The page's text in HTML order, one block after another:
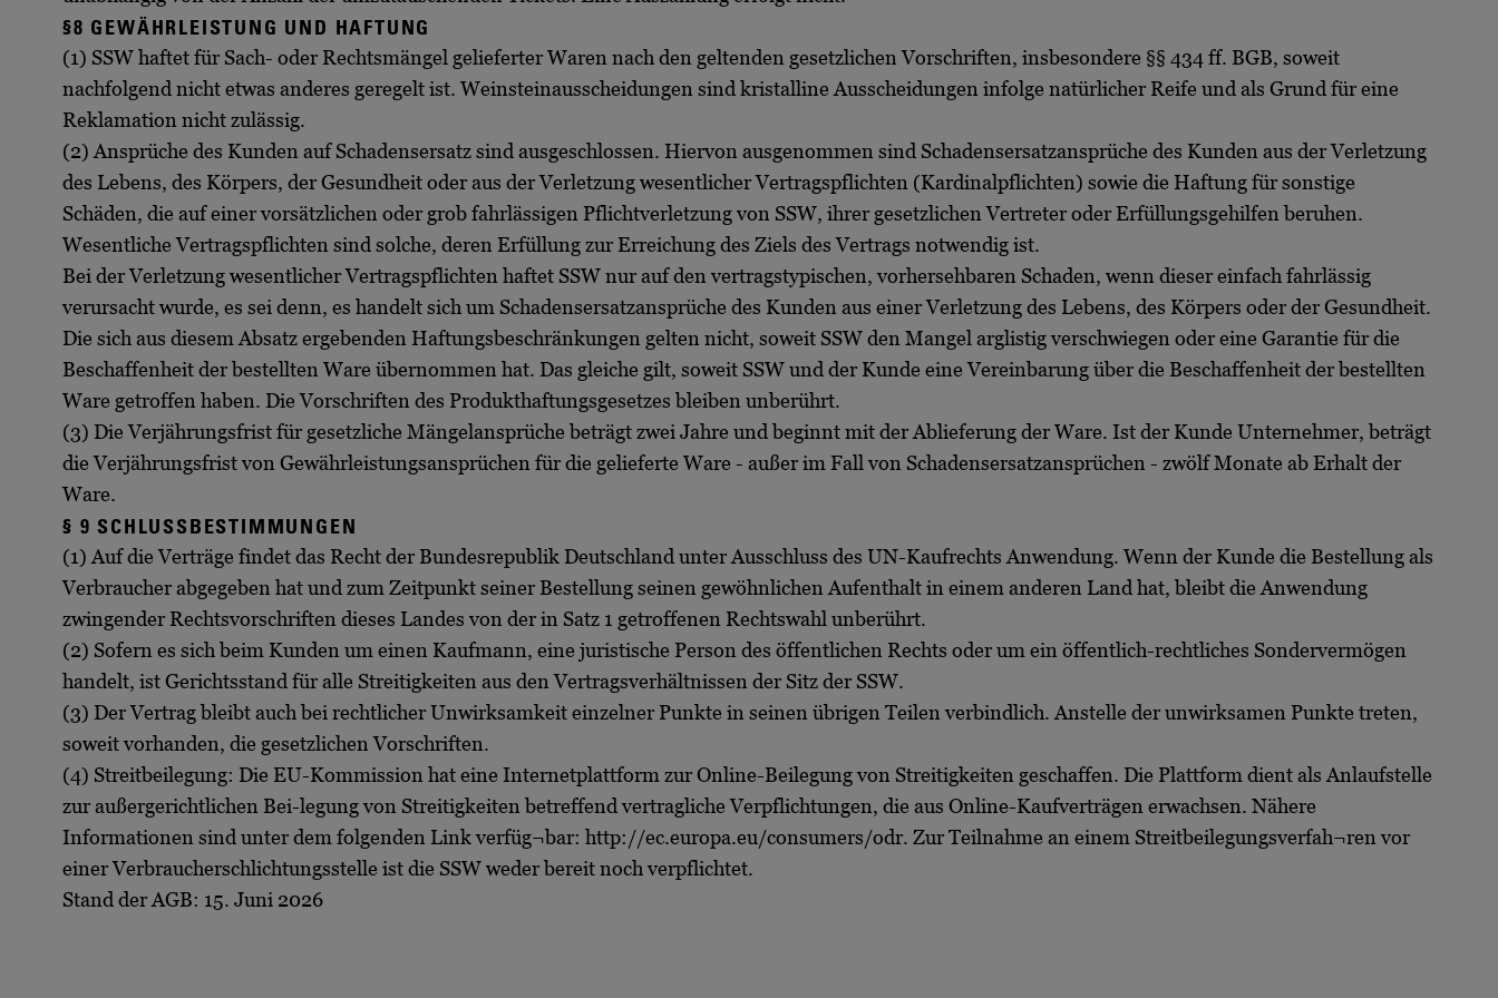
§8 GEWÄHRLEISTUNG UND HAFTUNG
(1) SSW haftet für Sach- oder Rechtsmängel gelieferter Waren nach den geltenden gesetzlichen Vorschriften, insbesondere §§ 434 ff. BGB, soweit
nachfolgend nicht etwas anderes geregelt ist. Weinsteinausscheidungen sind kristalline Ausscheidungen infolge natürlicher Reife und als Grund für eine
Reklamation nicht zulässig.
(2) Ansprüche des Kunden auf Schadensersatz sind ausgeschlossen. Hiervon ausgenommen sind Schadensersatzansprüche des Kunden aus der Verletzung
des Lebens, des Körpers, der Gesundheit oder aus der Verletzung wesentlicher Vertragspflichten (Kardinalpflichten) sowie die Haftung für sonstige
Schäden, die auf einer vorsätzlichen oder grob fahrlässigen Pflichtverletzung von SSW, ihrer gesetzlichen Vertreter oder Erfüllungsgehilfen beruhen.
Wesentliche Vertragspflichten sind solche, deren Erfüllung zur Erreichung des Ziels des Vertrags notwendig ist.
Bei der Verletzung wesentlicher Vertragspflichten haftet SSW nur auf den vertragstypischen, vorhersehbaren Schaden, wenn dieser einfach fahrlässig
verursacht wurde, es sei denn, es handelt sich um Schadensersatzansprüche des Kunden aus einer Verletzung des Lebens, des Körpers oder der Gesundheit.
Die sich aus diesem Absatz ergebenden Haftungsbeschränkungen gelten nicht, soweit SSW den Mangel arglistig verschwiegen oder eine Garantie für die
Beschaffenheit der bestellten Ware übernommen hat. Das gleiche gilt, soweit SSW und der Kunde eine Vereinbarung über die Beschaffenheit der bestellten
Ware getroffen haben. Die Vorschriften des Produkthaftungsgesetzes bleiben unberührt.
(3) Die Verjährungsfrist für gesetzliche Mängelansprüche beträgt zwei Jahre und beginnt mit der Ablieferung der Ware. Ist der Kunde Unternehmer, beträgt
die Verjährungsfrist von Gewährleistungsansprüchen für die gelieferte Ware - außer im Fall von Schadensersatzansprüchen - zwölf Monate ab Erhalt der
Ware.
§ 9 SCHLUSSBESTIMMUNGEN
(1) Auf die Verträge findet das Recht der Bundesrepublik Deutschland unter Ausschluss des UN-Kaufrechts Anwendung. Wenn der Kunde die Bestellung als
Verbraucher abgegeben hat und zum Zeitpunkt seiner Bestellung seinen gewöhnlichen Aufenthalt in einem anderen Land hat, bleibt die Anwendung
zwingender Rechtsvorschriften dieses Landes von der in Satz 1 getroffenen Rechtswahl unberührt.
(2) Sofern es sich beim Kunden um einen Kaufmann, eine juristische Person des öffentlichen Rechts oder um ein öffentlich-rechtliches Sondervermögen
handelt, ist Gerichtsstand für alle Streitigkeiten aus den Vertragsverhältnissen der Sitz der SSW.
(3) Der Vertrag bleibt auch bei rechtlicher Unwirksamkeit einzelner Punkte in seinen übrigen Teilen verbindlich. Anstelle der unwirksamen Punkte treten,
soweit vorhanden, die gesetzlichen Vorschriften.
(4) Streitbeilegung: Die EU-Kommission hat eine Internetplattform zur Online-Beilegung von Streitigkeiten geschaffen. Die Plattform dient als Anlaufstelle
zur außergerichtlichen Bei-legung von Streitigkeiten betreffend vertragliche Verpflichtungen, die aus Online-Kaufverträgen erwachsen. Nähere
Informationen sind unter dem folgenden Link verfüg¬bar: http://ec.europa.eu/consumers/odr. Zur Teilnahme an einem Streitbeilegungsverfah¬ren vor
einer Verbraucherschlichtungsstelle ist die SSW weder bereit noch verpflichtet.
Stand der AGB: 15. Juni 2026